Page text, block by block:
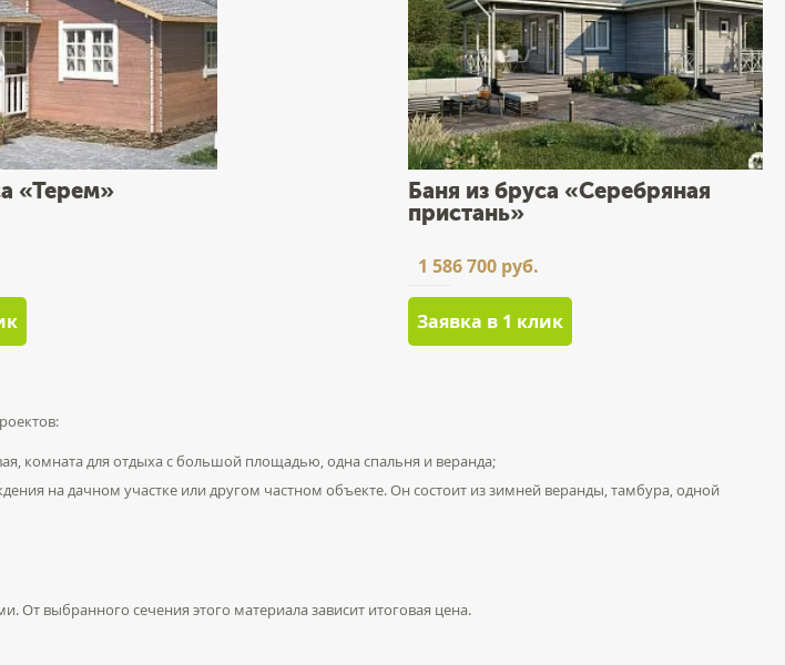
«Терем»
Баня из бруса «Серебряная
пристань»
1 586 700 руб.
Заявка в 1 клик
комната для отдыха с большой площадью, одна спальня и веранда;
на дачном участке или другом частном объекте. Он состоит из зимней веранды, тамбура, одной
От выбранного сечения этого материала зависит итоговая цена.